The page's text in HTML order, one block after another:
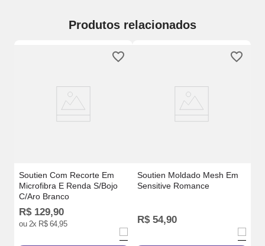
Produtos relacionados
Soutien Com Recorte Em
Microfibra E Renda S/Bojo
C/Aro Branco
R$ 129,90
ou 2x R$ 64,95
Soutien Moldado Mesh Em
Sensitive Romance
R$ 54,90